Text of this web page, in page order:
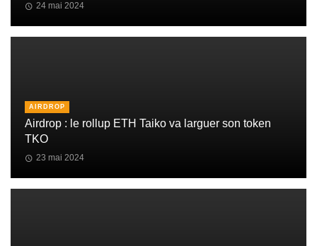
24 mai 2024
AIRDROP
Airdrop : le rollup ETH Taiko va larguer son token
TKO
23 mai 2024